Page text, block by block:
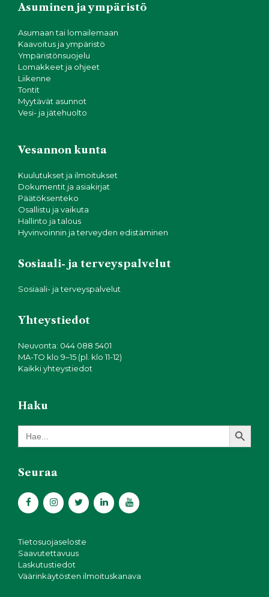
Asuminen ja ympäristö
Asumaan tai lomailemaan
Kaavoitus ja ympäristö
Ympäristönsuojelu
Lomakkeet ja ohjeet
Liikenne
Tontit
Myytävät asunnot
Vesi- ja jätehuolto
Vesannon kunta
Kuulutukset ja ilmoitukset
Dokumentit ja asiakirjat
Päätöksenteko
Osallistu ja vaikuta
Hallinto ja talous
Hyvinvoinnin ja terveyden edistäminen
Sosiaali- ja terveyspalvelut
Sosiaali- ja terveyspalvelut
Yhteystiedot
Neuvonta: 044 088 5401
MA-TO klo 9–15 (pl. klo 11-12)
Kaikki yhteystiedot
Haku
Search
for:
Search Button
Seuraa
Tietosuojaseloste
Saavutettavuus
Laskutustiedot
Väärinkäytösten ilmoituskanava